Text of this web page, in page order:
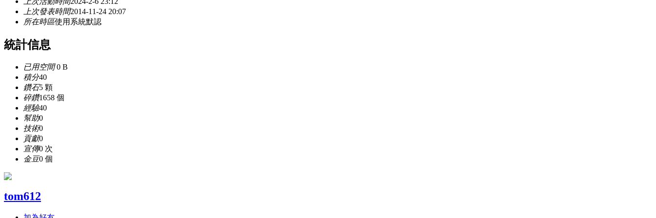
上次發表時間2014-11-24 20:07
所在時區使用系統默認
統計信息
已用空間0 B
積分40
鑽石5 顆
碎鑽1658 個
經驗40
幫助0
技術0
貢獻0
宣傳0 次
金豆0 個
tom612